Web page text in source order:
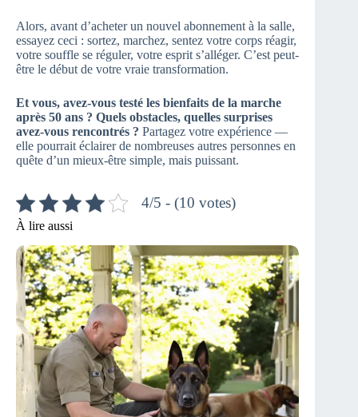
Alors, avant d’acheter un nouvel abonnement à la salle,
essayez ceci : sortez, marchez, sentez votre corps réagir,
votre souffle se réguler, votre esprit s’alléger. C’est peut-
être le début de votre vraie transformation.
Et vous, avez-vous testé les bienfaits de la marche
après 50 ans ? Quels obstacles, quelles surprises
avez-vous rencontrés ? Partagez votre expérience —
elle pourrait éclairer de nombreuses autres personnes en
quête d’un mieux-être simple, mais puissant.
4/5 - (10 votes)
À lire aussi